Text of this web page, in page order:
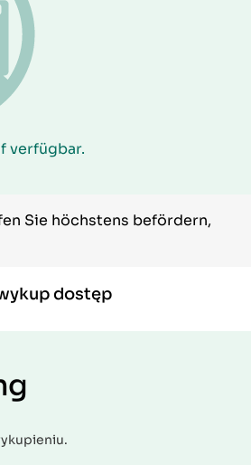
verfügbar.
Sie höchstens befördern,
dostęp